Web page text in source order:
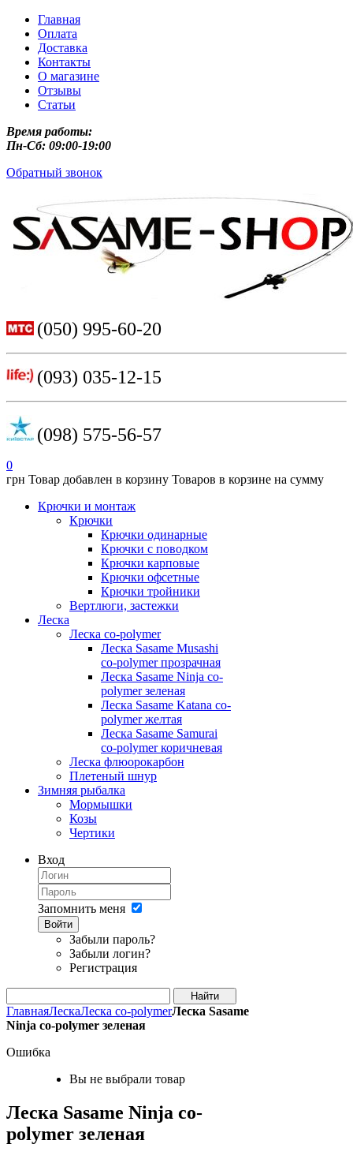
Главная
Оплата
Доставка
Контакты
О магазине
Отзывы
Статьи
Время работы:
Пн-Сб: 09:00-19:00
Обратный звонок
(050) 995-60-20
(093) 035-12-15
(098) 575-56-57
0
грн Товар добавлен в корзину Товаров в корзине на сумму
Крючки и монтаж
Крючки
Крючки одинарные
Крючки с поводком
Крючки карповые
Крючки офсетные
Крючки тройники
Вертлюги, застежки
Леска
Леска co-polymer
Леска Sasame Musashi
co-polymer прозрачная
Леска Sasame Ninja co-
polymer зеленая
Леска Sasame Katana co-
polymer желтая
Леска Sasame Samurai
co-polymer коричневая
Леска флюорокарбон
Плетеный шнур
Зимняя рыбалка
Мормышки
Козы
Чертики
Вход
Запомнить меня
Войти
Забыли пароль?
Забыли логин?
Регистрация
ГлавнаяЛескаЛеска co-polymerЛеска Sasame
Ninja co-polymer зеленая
Ошибка
Вы не выбрали товар
Леска Sasame Ninja co-
polymer зеленая